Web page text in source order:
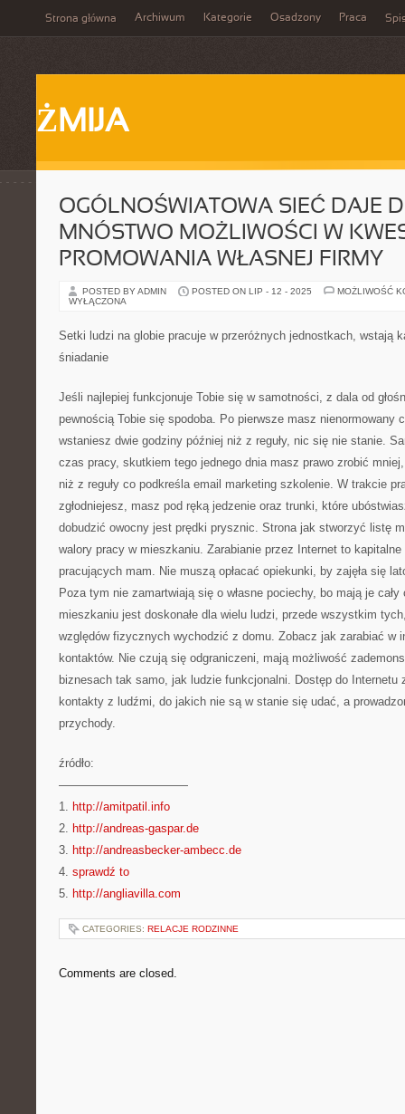
Strona główna Archiwum Kategorie Osadzony Praca
ŻMIJA
OGÓLNOŚWIATOWA SIEĆ DAJE
MNÓSTWO MOŻLIWOŚCI W
PROMOWANIA WŁASNEJ FIRMY
POSTED BY ADMIN POSTED ON LIP - 12 - 2025
MOŻLIWOŚĆ
WYŁĄCZONA
Setki ludzi na globie pracuje w przeróżnych jednostkach, wstają
śniadanie
Jeśli najlepiej funkcjonuje Tobie się w samotności, z dala od
pewnością Tobie się spodoba. Po pierwsze masz nienormowany
wstaniesz dwie godziny później niż z reguły, nic się nie stanie.
czas pracy, skutkiem tego jednego dnia masz prawo zrobić
niż z reguły co podkreśla email marketing szkolenie. W trakcie
zgłodniejesz, masz pod ręką jedzenie oraz trunki, które
dobudzić owocny jest prędki prysznic. Strona jak stworzyć listę
walory pracy w mieszkaniu. Zarabianie przez Internet to
pracujących mam. Nie muszą opłacać opiekunki, by zajęła się
Poza tym nie zamartwiają się o własne pociechy, bo mają je
mieszkaniu jest doskonałe dla wielu ludzi, przede wszystkim
względów fizycznych wychodzić z domu. Zobacz jak zarabiać w
kontaktów. Nie czują się odgraniczeni, mają możliwość
biznesach tak samo, jak ludzie funkcjonalni. Dostęp do Internetu
kontakty z ludźmi, do jakich nie są w stanie się udać, a
przychody.
źródło:
———————————
1. http://amitpatil.info
2. http://andreas-gaspar.de
3. http://andreasbecker-ambecc.de
4. sprawdź to
5. http://angliavilla.com
CATEGORIES: RELACJE RODZINNE
Comments are closed.